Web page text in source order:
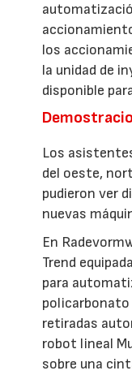
los
la unidad de
disponible
Los
del oeste,
pudieron ver
nuevas
En
Trend
para
policarbonato
retiradas
robot lineal
sobre una